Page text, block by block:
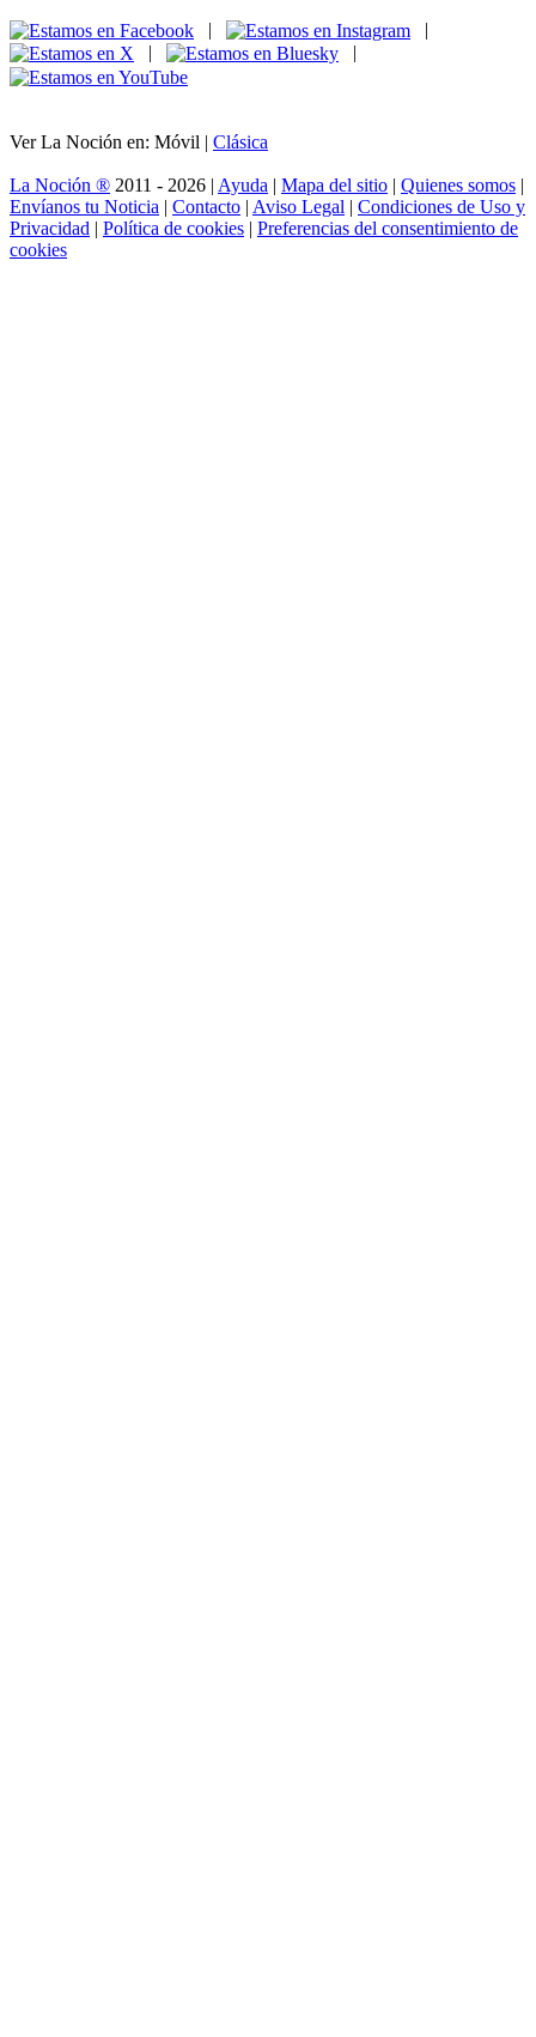
|
|
|
|
Ver La Noción en: Móvil | Clásica
La Noción ® 2011 - 2026 | Ayuda | Mapa del sitio | Quienes somos |
Envíanos tu Noticia | Contacto | Aviso Legal | Condiciones de Uso y
Privacidad | Política de cookies | Preferencias del consentimiento de
cookies